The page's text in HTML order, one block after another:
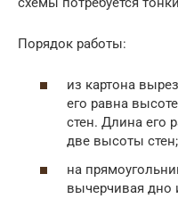
Порядок работы:
из картона
его равна
стен. Длина его
две высоты стен;
на
вычерчивая дно